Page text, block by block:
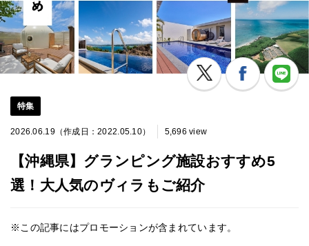
特集
2026.06.19（作成日：2022.05.10） 5,696 view
【沖縄県】グランピング施設おすすめ5
選！大人気のヴィラもご紹介
※この記事にはプロモーションが含まれています。